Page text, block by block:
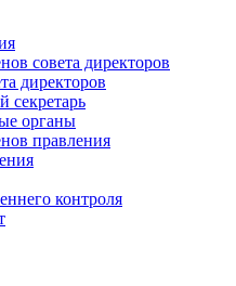
совета директоров
директоров
секретарь
органы
правления
контроля